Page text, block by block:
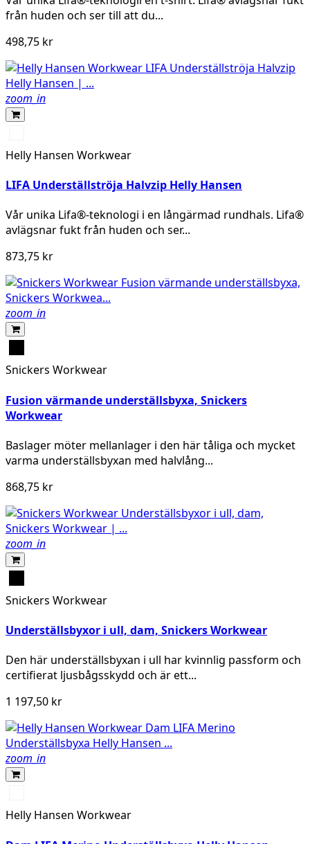
från huden och ser till att du...
498,75 kr
zoom_in
BLACK
Helly Hansen Workwear
LIFA Underställströja Halvzip Helly Hansen
Vår unika Lifa®-teknologi i en långärmad rundhals. Lifa®
avlägsnar fukt från huden och ser...
873,75 kr
zoom_in
Snickers Workwear
Fusion värmande underställsbyxa, Snickers
Workwear
Baslager möter mellanlager i den här tåliga och mycket
varma underställsbyxan med halvlång...
868,75 kr
zoom_in
Snickers Workwear
Underställsbyxor i ull, dam, Snickers Workwear
Den här underställsbyxan i ull har kvinnlig passform och
certifierat ljusbågsskydd och är ett...
1 197,50 kr
zoom_in
BLACK
Helly Hansen Workwear